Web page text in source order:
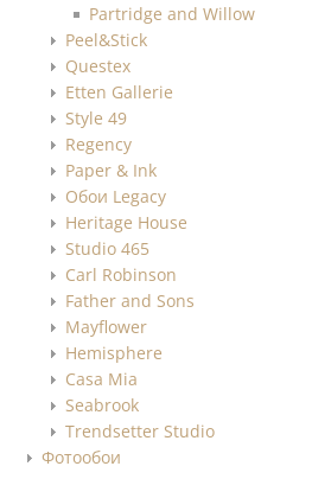
Partridge and Willow
Peel&Stick
Questex
Etten Gallerie
Style 49
Regency
Paper & Ink
Обои Legacy
Heritage House
Studio 465
Carl Robinson
Father and Sons
Mayflower
Hemisphere
Casa Mia
Seabrook
Trendsetter Studio
Фотообои